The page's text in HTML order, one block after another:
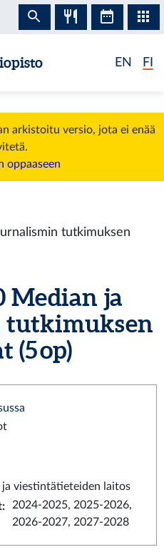
EN FI
arkistoitu versio, jota ei enää
oppaaseen
tutkimuksen
Median ja
(5 op)
ja viestintätieteiden laitos
:
2024-2025, 2025-2026,
2026-2027, 2027-2028